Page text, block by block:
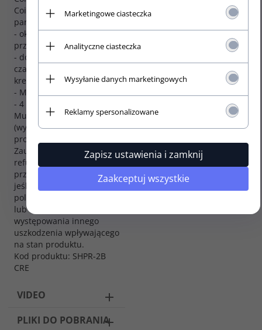
Coil only: 6,64 kHz,
parallel: 3,88 kHz
- okablowanie 4
przewodami
- dostępny w kolorach
czarnym, białym i
kremowym
- Made in USA
- 4 Letnia Gwarancja W-
Music Distribution
(wymagana rejestracja
produktu)
Zauważ: Polityka zwrotu i
refundacji nie dotyczy
przystawek (pickupów),
jeśli kable w nich zostały
polutowane czy obcięte,
lub w przypadku
występowania innego
uszkodzenia wpływającego
na stan produktu.
Kod produktu: SHPR-2B
CRE
VIDEO
PLIKI DO POBRANIA
Rezystancja (kOhm):
22,4
Humbucker
Marketingowe ciasteczka
Analityczne ciasteczka
Wysyłanie danych marketingowych
Reklamy spersonalizowane
Zapisz ustawienia i zamknij
Zaakceptuj wszystkie